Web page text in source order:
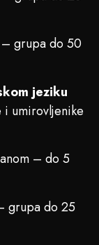
– grupa do 50
jeziku
i umirovljenike
– do 5
grupa do 25